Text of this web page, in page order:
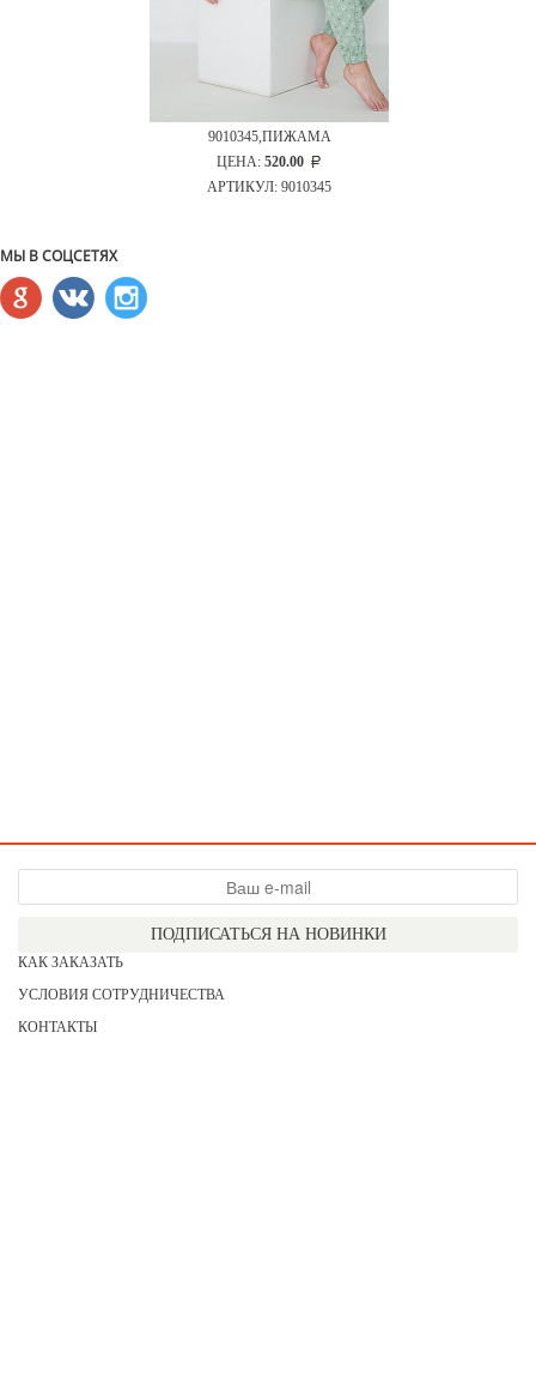
9010345,ПИЖАМА
ЦЕНА: 520.00
АРТИКУЛ: 9010345
МЫ В СОЦСЕТЯХ
ПОДПИСАТЬСЯ НА НОВИНКИ
КАК ЗАКАЗАТЬ
УСЛОВИЯ СОТРУДНИЧЕСТВА
КОНТАКТЫ